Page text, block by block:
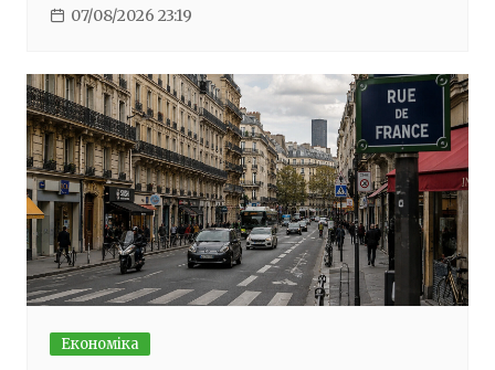
07/08/2026 23:19
Економіка